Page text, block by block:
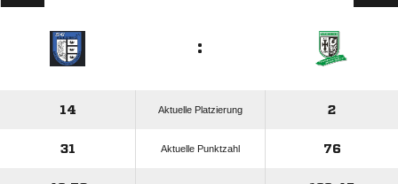
:
14 Aktuelle Platzierung 2
31 Aktuelle Punktzahl 76